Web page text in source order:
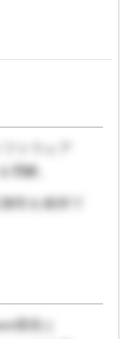
トウェア
理解。
性を維持で
環境と